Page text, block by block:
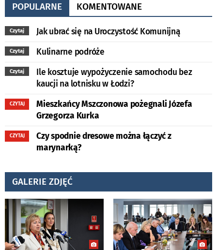
POPULARNE KOMENTOWANE
Czytaj Jak ubrać się na Uroczystość Komunijną
Czytaj Kulinarne podróże
Czytaj
Ile kosztuje wypożyczenie samochodu bez
kaucji na lotnisku w Łodzi?
CZYTAJ
Mieszkańcy Mszczonowa pożegnali Józefa
Grzegorza Kurka
CZYTAJ
Czy spodnie dresowe można łączyć z
marynarką?
GALERIE ZDJĘĆ